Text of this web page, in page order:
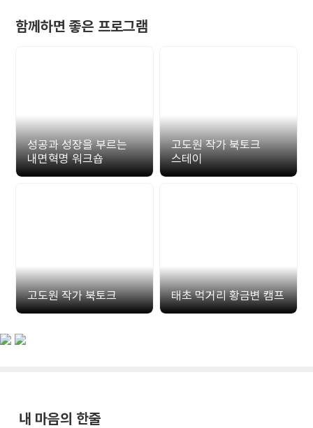
함께하면 좋은 프로그램
성공과 성장을 부르는
내면혁명 워크숍
고도원 작가 북토크
스테이
고도원 작가 북토크 태초 먹거리 황금변 캠프
내 마음의 한줄